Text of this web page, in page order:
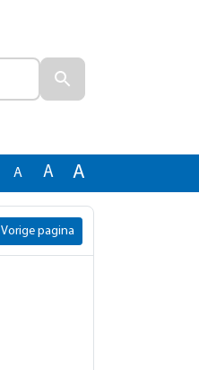
A A A
Vorige pagina